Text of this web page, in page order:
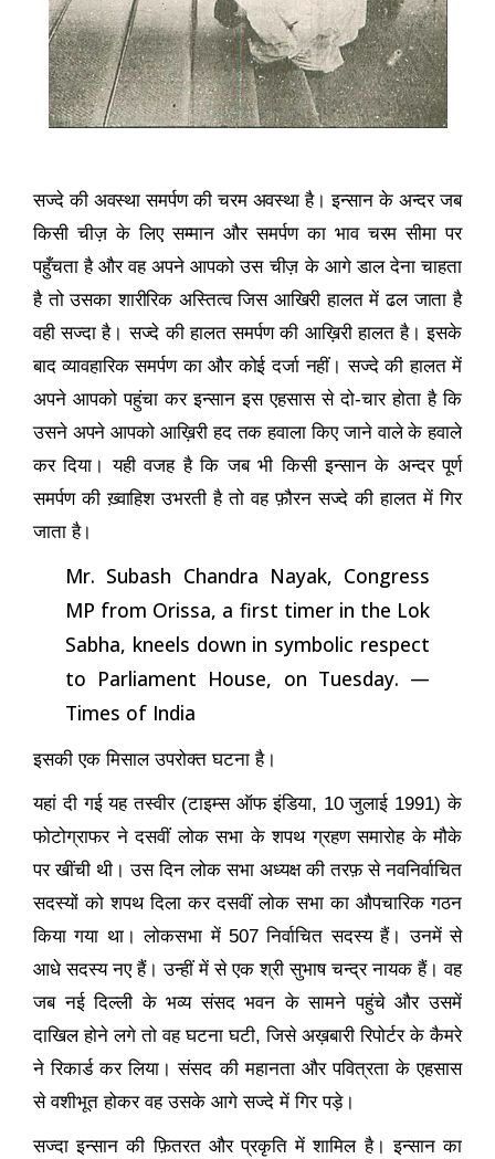
सज्दे की अवस्था समर्पण की चरम अवस्था है। इन्सान के अन्दर जब
किसी चीज़ के लिए सम्मान और समर्पण का भाव चरम सीमा पर
पहुँचताहै और वह अपने आपको उस चीज़ के आगे डाल देना चाहता
है तो उसका शारीरिक अस्तित्व जिस आखिरी हालतमें ढल जाता है
वही सज्दा है। सज्दे की हालत समर्पण की आख़िरी हालत है। इसके
बाद व्यावहारिक समर्पण का और कोई दर्जा नहीं। सज्दे की हालत में
अपने आपको पहुंचा कर इन्सान इस एहसास से दो-चार होता है कि
उसने अपने आपको आख़िरी हद तक हवाला किए जाने वाले के हवाले
कर दिया। यही वजह है कि जब भी किसी इन्सान के अन्दरपूर्ण
समर्पण की ख़्वाहिश उभरती है तो वह फ़ौरन सज्दे की हालत में गिर
जाता है।
Mr. Subash Chandra Nayak, Congress
MP from Orissa, a first timer in the Lok
Sabha, kneels down in symbolic respect
to Parliament House, on Tuesday. —
Times of India
इसकी एक मिसाल उपरोक्त घटना है।
यहां दी गई यह तस्वीर (टाइम्स ऑफ इंडिया, 10जुलाई 1991)के
फोटोग्राफर ने दसवीं लोक सभा के शपथ ग्रहण समारोह के मौके
पर खींची थी। उस दिन लोक सभा अध्यक्ष की तरफ़ से नवनिर्वाचित
सदस्यों को शपथ दिला कर दसवीं लोक सभा का औपचारिक गठन
किया गया था। लोकसभा में 507 निर्वाचित सदस्य हैं। उनमें से
आधे सदस्य नए हैं। उन्हीं में से एक श्री सुभाष चन्द्र नायक हैं। वह
जब नई दिल्ली के भव्य संसद भवन के सामने पहुंचे और उसमें
दाखिल होने लगे तो वह घटना घटी,जिसे अख़बारी रिपोर्टर के कैमरे
ने रिकार्ड कर लिया। संसद की महानता और पवित्रता के एहसास
से वशीभूत होकर वह उसके आगे सज्दे में गिर पड़े।
सज्दा इन्सान की फ़ितरत और प्रकृति में शामिल है। इन्सान का